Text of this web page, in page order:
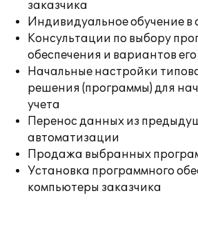
заказчика
Индивидуальное обучение в
Консультации по выбору
обеспечения и вариантов
Начальные настройки
решения (программы) для
учета
Перенос данных из
автоматизации
Продажа выбранных
Установка программного
компьютеры заказчика